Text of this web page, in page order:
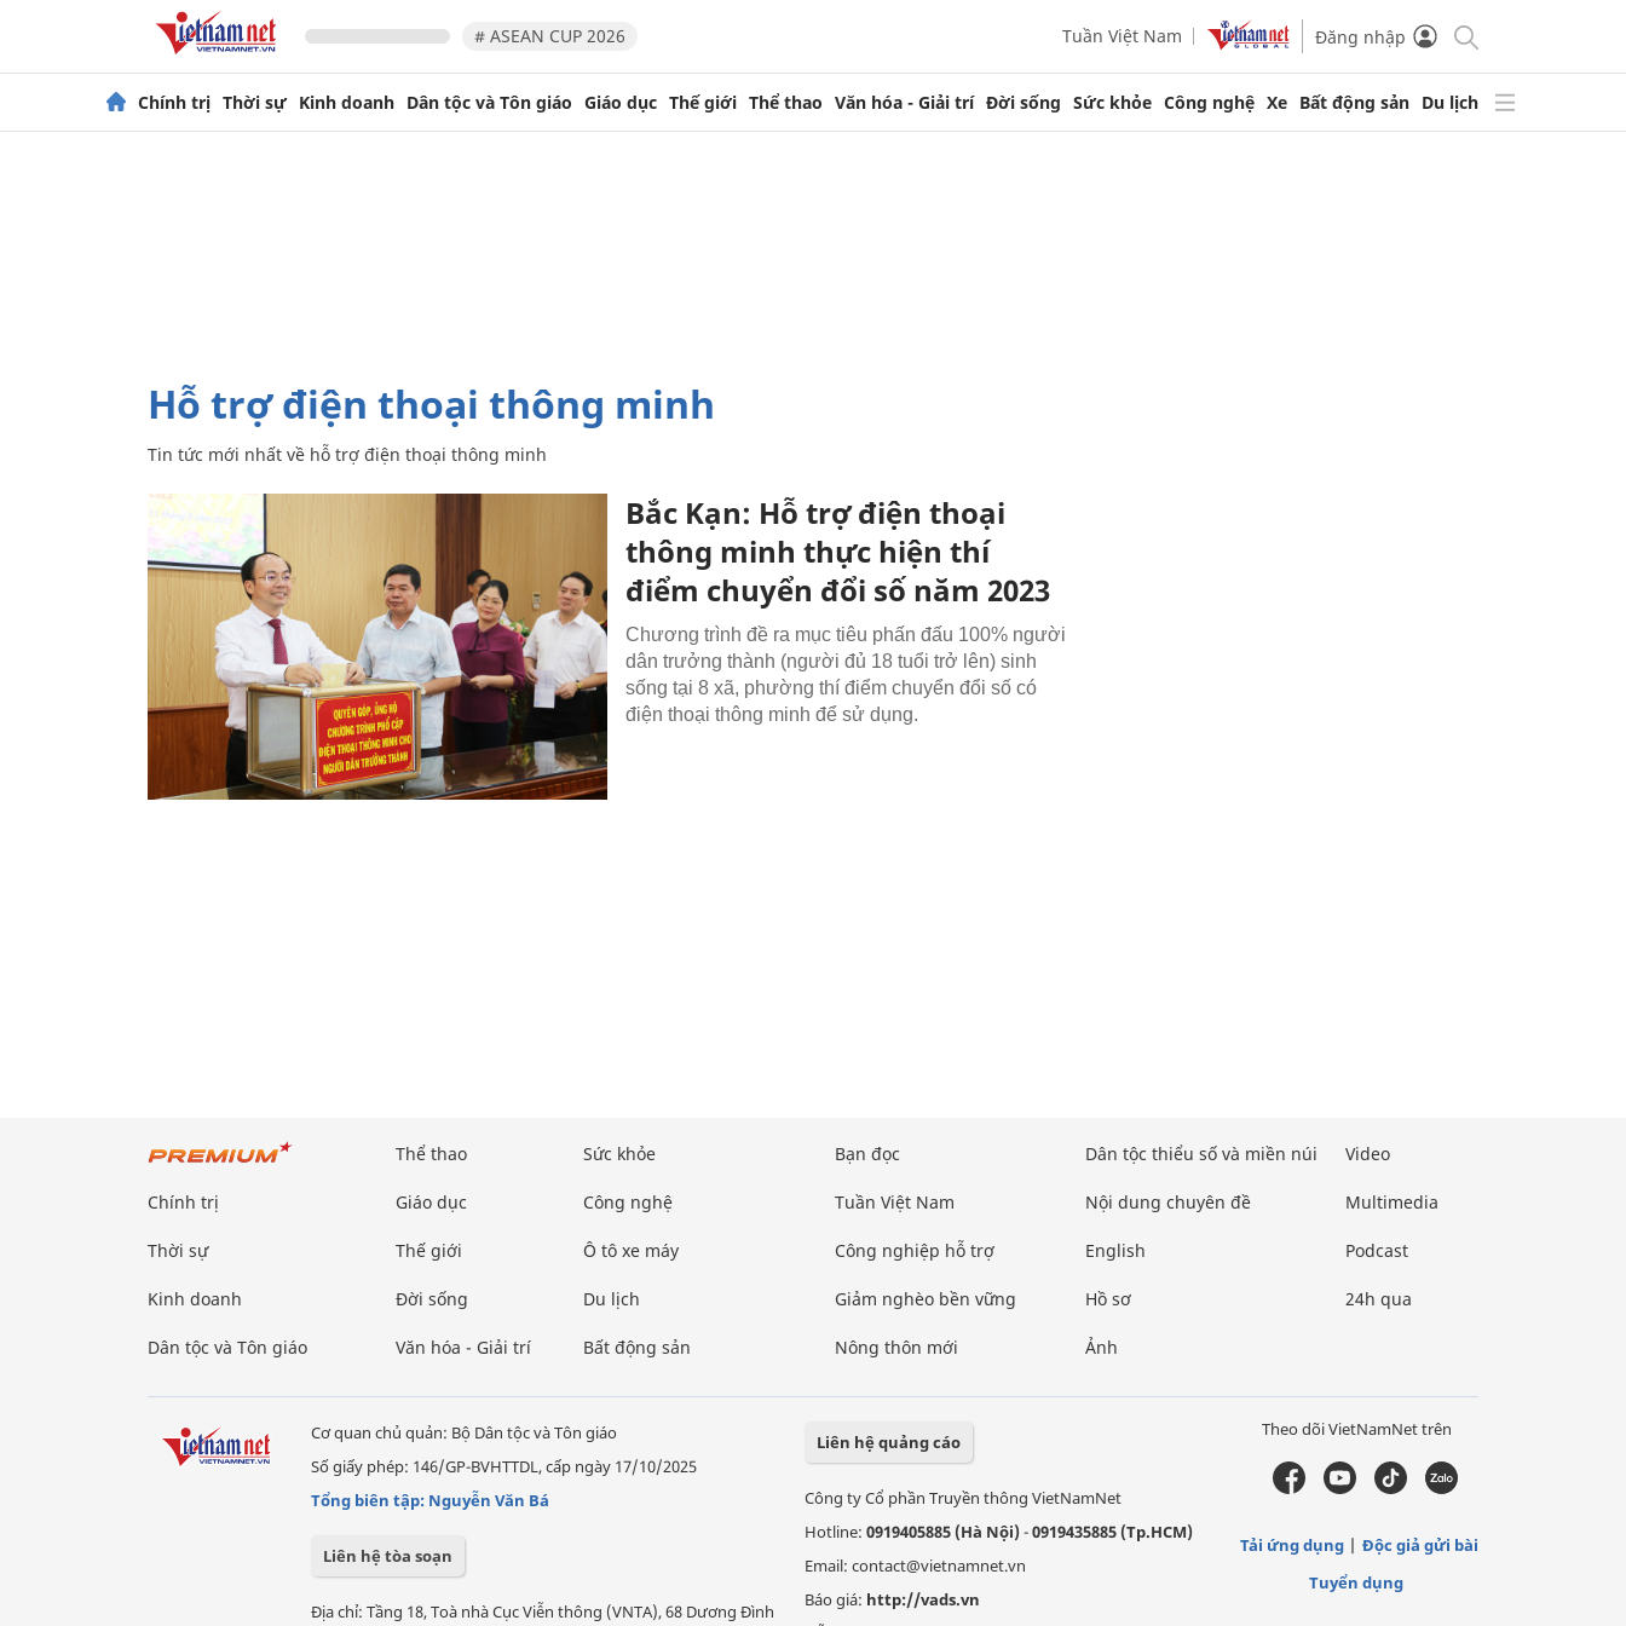
# ASEAN CUP 2026 Tuần Việt Nam Đăng nhập
Chính trị Thời sự Kinh doanh Dân tộc và Tôn giáo Giáo dục Thế giới Thể thao Văn hóa - Giải trí Đời sống Sức khỏe Công nghệ Xe Bất động sản Du lịch
hỗ trợ điện thoại thông minh
Tin tức mới nhất về hỗ trợ điện thoại thông minh
Bắc Kạn: Hỗ trợ điện thoại
thông minh thực hiện thí
điểm chuyển đổi số năm 2023
Chương trình đề ra mục tiêu phấn đấu 100% người
dân trưởng thành (người đủ 18 tuổi trở lên) sinh
sống tại 8 xã, phường thí điểm chuyển đổi số có
điện thoại thông minh để sử dụng.
Chính trị
Thời sự
Kinh doanh
Dân tộc và Tôn giáo
Thể thao
Giáo dục
Thế giới
Đời sống
Văn hóa - Giải trí
Sức khỏe
Công nghệ
Ô tô xe máy
Du lịch
Bất động sản
Bạn đọc
Tuần Việt Nam
Công nghiệp hỗ trợ
Giảm nghèo bền vững
Nông thôn mới
Dân tộc thiểu số và miền núi
Nội dung chuyên đề
English
Hồ sơ
Ảnh
Video
Multimedia
Podcast
24h qua
Cơ quan chủ quản: Bộ Dân tộc và Tôn giáo
Số giấy phép: 146/GP-BVHTTDL, cấp ngày 17/10/2025
Tổng biên tập: Nguyễn Văn Bá
Liên hệ tòa soạn
Địa chỉ: Tầng 18, Toà nhà Cục Viễn thông (VNTA), 68 Dương Đình
Liên hệ quảng cáo
Công ty Cổ phần Truyền thông VietNamNet
Hotline: 0919405885 (Hà Nội)-0919435885 (Tp.HCM)
Email: contact@vietnamnet.vn
Báo giá: http://vads.vn
Theo dõi VietNamNet trên
Tải ứng dụng
Độc giả gửi bài
Tuyển dụng